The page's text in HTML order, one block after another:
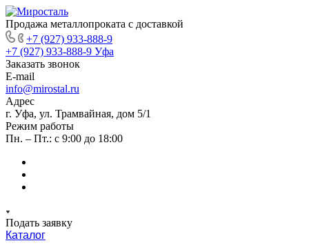
Продажа металлопроката с доставкой
+7 (927) 933-888-9
+7 (927) 933-888-9 Уфа
Заказать звонок
E-mail
info@mirostal.ru
Адрес
г. Уфа, ул. Трамвайная, дом 5/1
Режим работы
Пн. – Пт.: с 9:00 до 18:00
Подать заявку
Каталог